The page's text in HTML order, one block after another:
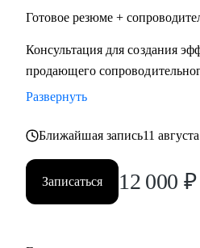
Готовое резюме +
Консультация для создания
продающего
Развернуть
Ближайшая запись11
Записаться 12 000 ₽